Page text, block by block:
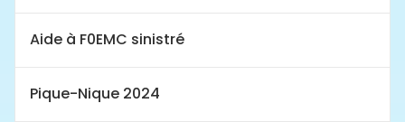
Aide à F0EMC sinistré
Pique-Nique 2024